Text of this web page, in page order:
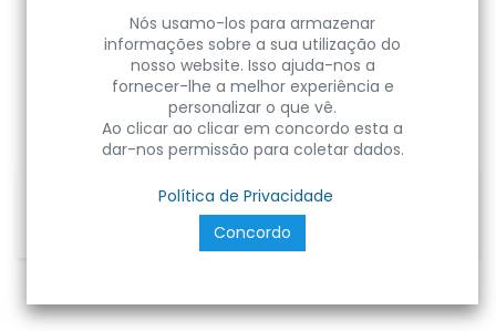
Se procura uma empresa que une expertise em
iluminação LED com um serviço personalizado e de
confiança, deixe-nos iluminar o seu caminho.
Fazemos a diferença!
Nós usamo-los para armazenar
informações sobre a sua utilização do
nosso website. Isso ajuda-nos a
fornecer-lhe a melhor experiência e
personalizar o que vê.
Ao clicar ao clicar em concordo esta a
dar-nos permissão para coletar dados.
Política de Privacidade
Concordo